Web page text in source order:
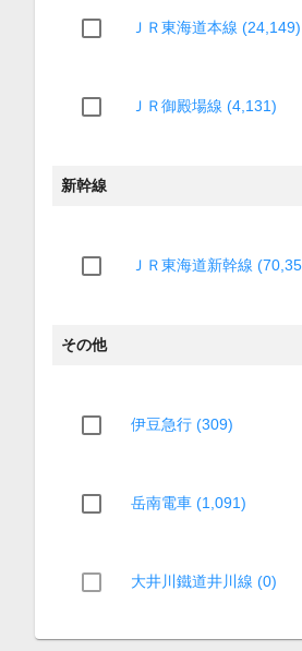
ＪＲ東海道本線 (24,149)
ＪＲ御殿場線 (4,131)
新幹線
ＪＲ東海道新幹線
その他
伊豆急行 (309)
岳南電車 (1,091)
大井川鐵道井川線 (0)